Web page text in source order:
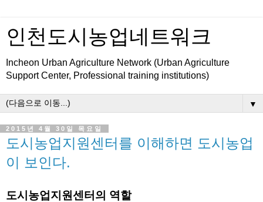
인천도시농업네트워크
Incheon Urban Agriculture Network (Urban Agriculture
Support Center, Professional training institutions)
▼
2015년 4월 30일 목요일
도시농업지원센터를 이해하면 도시농업
이 보인다.
도시농업지원센터의 역할